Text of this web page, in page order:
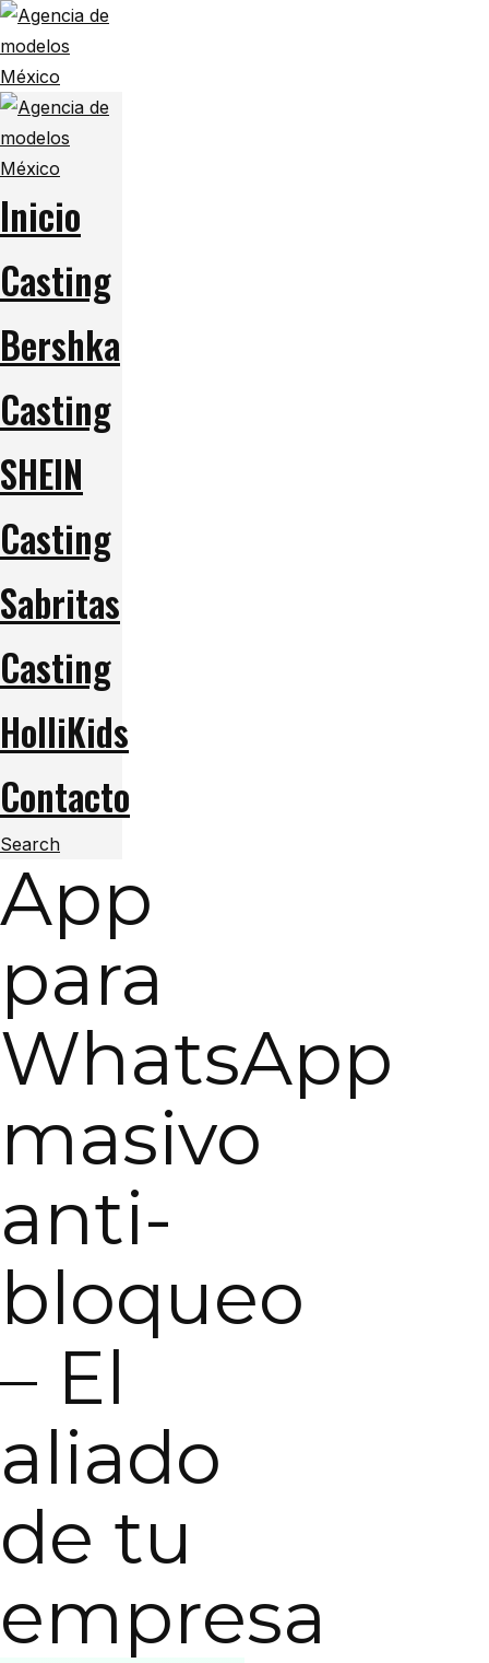
Inicio
Casting
Bershka
Casting
SHEIN
Casting
Sabritas
Casting
HolliKids
Contacto
Search
App
para
WhatsApp
masivo
anti-
bloqueo
– El
aliado
de tu
empresa